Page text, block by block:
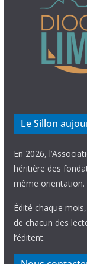
Le Sillon
En 2026,
héritière des
même orientation.
Édité chaque
de chacun des
l’éditent.